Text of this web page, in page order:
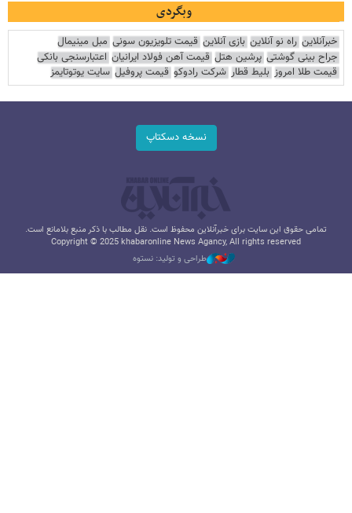
وبگردی
خبرآنلاین راه نو آنلاین بازی آنلاین قیمت تلویزیون سونی مبل مینیمال
جراح بینی گوشتی پرشین هتل قیمت آهن فولاد ایرانیان اعتبارسنجی بانکی
قیمت طلا امروز بلیط قطار شرکت رادوکو قیمت پروفیل سایت یوتوتایمز
نسخه دسکتاپ
تمامی حقوق این سایت برای خبرآنلاین محفوظ است. نقل مطالب با ذکر منبع بلامانع است.
Copyright © 2025 khabaronline News Agancy, All rights reserved
طراحی و تولید: نستوه